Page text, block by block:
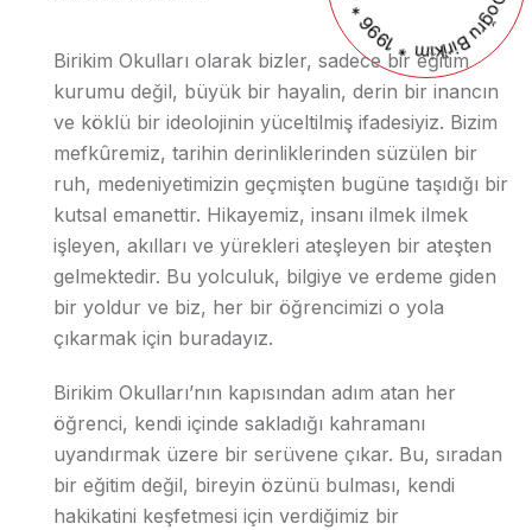
Birikim Okulları olarak bizler, sadece bir eğitim
kurumu değil, büyük bir hayalin, derin bir inancın
ve köklü bir ideolojinin yüceltilmiş ifadesiyiz. Bizim
mefkûremiz, tarihin derinliklerinden süzülen bir
ruh, medeniyetimizin geçmişten bugüne taşıdığı bir
kutsal emanettir. Hikayemiz, insanı ilmek ilmek
işleyen, akılları ve yürekleri ateşleyen bir ateşten
gelmektedir. Bu yolculuk, bilgiye ve erdeme giden
bir yoldur ve biz, her bir öğrencimizi o yola
çıkarmak için buradayız.
Birikim Okulları’nın kapısından adım atan her
öğrenci, kendi içinde sakladığı kahramanı
uyandırmak üzere bir serüvene çıkar. Bu, sıradan
bir eğitim değil, bireyin özünü bulması, kendi
hakikatini keşfetmesi için verdiğimiz bir